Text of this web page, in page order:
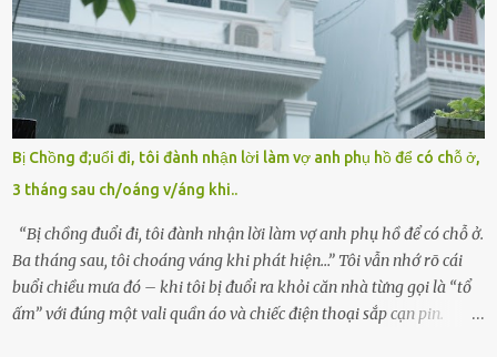
Tùng, một doanh nhân quyền lực có tiếng ở Bình Dương, cùng vợ là
bà Đỗ Thị Nga, lập tức ra quyết định nhẫn tâm: bỏ lại đứa trẻ. Họ
viện cớ “không đủ khả năng nuôi dưỡng” và ký vào giấy từ chối
quyền giám hộ, yêu cầu bệnh viện xử lý bé như một trường hợp bị
bỏ rơi. Trong khi ấy, con gái ruột của họ – Trần Lệ Mi – vẫn đang
mê man sau sinh, hoàn toàn không hay biết chuyện gì xảy ra.
Thiếu úy Nguyễn Thị Mai, một nữ cảnh sát công tác tại địa phương,
tình cờ chứng kiến giây phút bé bị đưa đi trong lặng lẽ. Nét mặt đỏ
hỏn, bàn tay bé xíu co quắp, ...
Bị Chồng đ;uổi đi, tôi đành nhận lời làm vợ anh phụ hồ để có chỗ ở,
3 tháng sau ch/oáng v/áng khi..
“Bị chồng đuổi đi, tôi đành nhận lời làm vợ anh phụ hồ để có chỗ ở.
Ba tháng sau, tôi choáng váng khi phát hiện…” Tôi vẫn nhớ rõ cái
buổi chiều mưa đó – khi tôi bị đuổi ra khỏi căn nhà từng gọi là “tổ
ấm” với đúng một vali quần áo và chiếc điện thoại sắp cạn pin.